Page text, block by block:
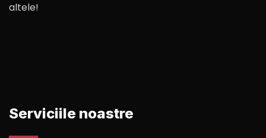
altele!
Serviciile noastre